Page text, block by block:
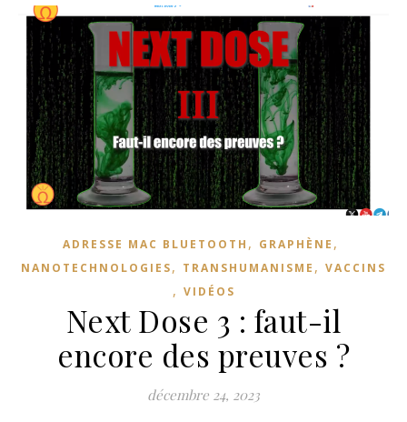
ADRESSE MAC BLUETOOTH , GRAPHÈNE ,
NANOTECHNOLOGIES, TRANSHUMANISME , VACCINS
, VIDÉOS
Next Dose 3 : faut-il
encore des preuves ?
décembre 24, 2023